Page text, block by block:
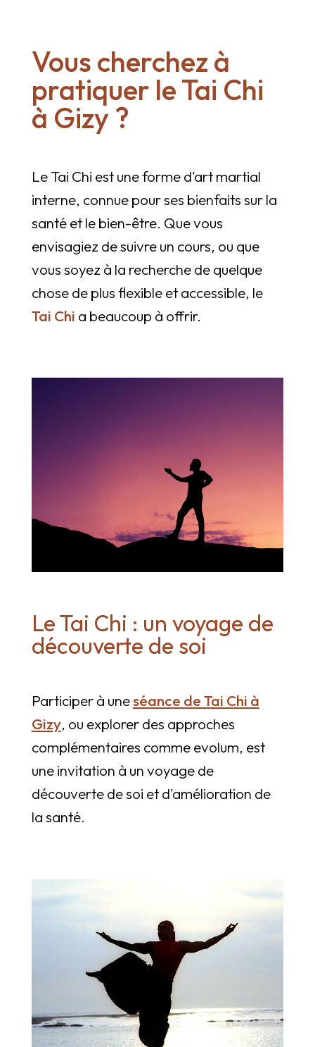
Vous cherchez à
pratiquer le Tai Chi
à Gizy ?
Le Tai Chi est une forme d'art martial
interne, connue pour ses bienfaits sur la
santé et le bien-être. Que vous
envisagiez de suivre un cours, ou que
vous soyez à la recherche de quelque
chose de plus flexible et accessible, le
Tai Chi a beaucoup à offrir.
Le Tai Chi : un voyage de
découverte de soi
Participer à uneséance de Tai Chi à
Gizy, ou explorer des approches
complémentaires comme evolum, est
une invitation à un voyage de
découverte de soi et d'amélioration de
la santé.